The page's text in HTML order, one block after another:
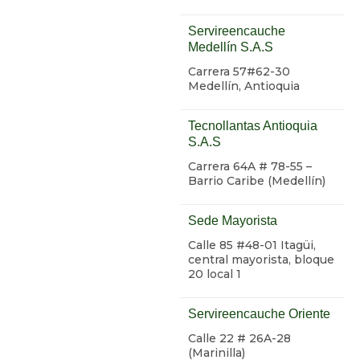
Servireencauche
Medellín S.A.S
Carrera 57#62-30
Medellín, Antioquia
Tecnollantas Antioquia
S.A.S
Carrera 64A # 78-55 –
Barrio Caribe (Medellín)
Sede Mayorista
Calle 85 #48-01 Itagüi,
central mayorista, bloque
20 local 1
Servireencauche Oriente
Calle 22 # 26A-28
(Marinilla)